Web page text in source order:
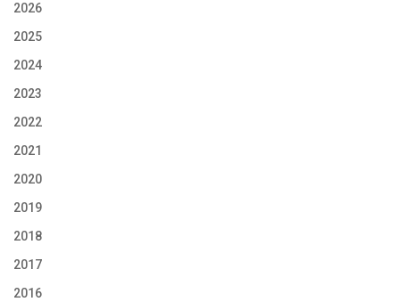
2026
2025
2024
2023
2022
2021
2020
2019
2018
2017
2016